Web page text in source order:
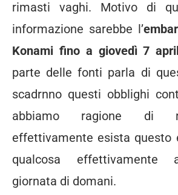
rimasti vaghi. Motivo di
informazione sarebbe l’
Konami fino a giovedì 7
parte delle fonti parla di
scadrnno questi obblighi
abbiamo ragione di
effettivamente esista questo
qualcosa effettivamente
giornata di domani.